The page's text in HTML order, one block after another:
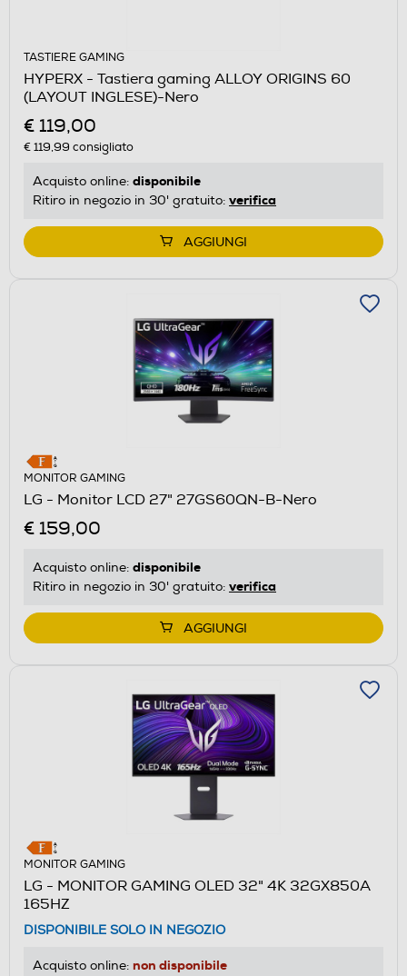
TASTIERE GAMING
HYPERX - Tastiera gaming ALLOY ORIGINS 60
(LAYOUT INGLESE)-Nero
€ 119,00
€ 119,99 consigliato
Acquisto online: disponibile
Ritiro in negozio in 30' gratuito: verifica
AGGIUNGI
MONITOR GAMING
LG - Monitor LCD 27" 27GS60QN-B-Nero
€ 159,00
Acquisto online: disponibile
Ritiro in negozio in 30' gratuito: verifica
AGGIUNGI
MONITOR GAMING
LG - MONITOR GAMING OLED 32" 4K 32GX850A
165HZ
DISPONIBILE SOLO IN NEGOZIO
Acquisto online: non disponibile